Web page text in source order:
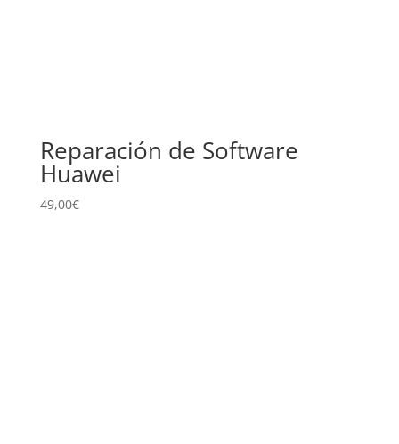
Reparación de Software
Huawei
49,00€